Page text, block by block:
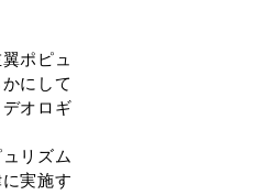
ポピュ
にして
オロギ
リズム
実施す